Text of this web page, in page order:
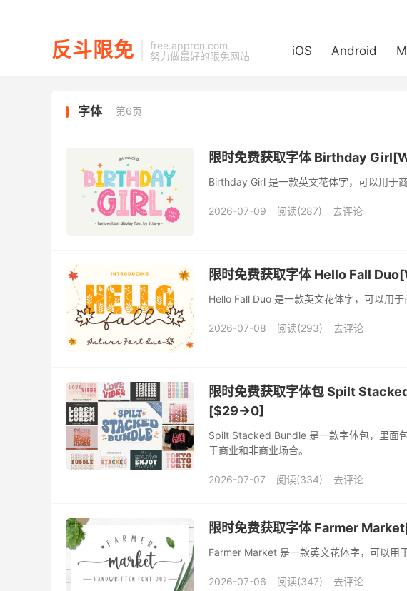
反斗限免
free.apprcn.com
努力做最好的限免网站
iOS Android
字体 第6页
限时免费获取字体 Birthday
Birthday Girl 是一款英文花体字，可以用于
2026-07-09 阅读(287) 去评论
限时免费获取字体 Hello Fall
Hello Fall Duo 是一款英文花体字，可以用于
2026-07-08 阅读(293) 去评论
限时免费获取字体包 Spilt
[$29→0]
Spilt Stacked Bundle 是一款字体包，里面
于商业和非商业场合。
2026-07-07 阅读(334) 去评论
限时免费获取字体 Farmer
Farmer Market 是一款英文花体字，可以用
2026-07-06 阅读(347) 去评论